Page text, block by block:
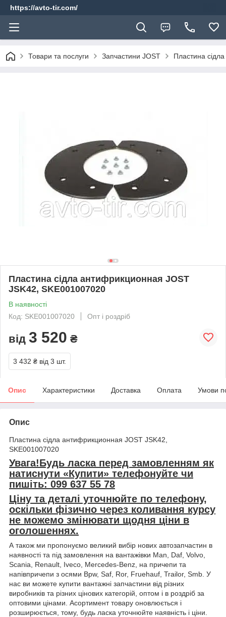
https://avto-tir.com/
Товари та послуги Запчастини JOST Пластина
Пластина сідла антифрикционная JOST
JSK42, SKE001007020
В наявності
Код: SKE001007020
Опт і роздріб
від 3 520 ₴
3 432 ₴ від 3 шт.
Опис Характеристики Доставка Оплата Умови
Опис
Пластина сідла антифрикционная JOST JSK42,
SKE001007020
Увага!Будь ласка перед замовленням як
натиснути «Купити» телефонуйте чи
пишіть: 099 637 55 78
Ціну та деталі уточнюйте по телефону,
оскільки фізично через коливання курсу
не можемо змінювати щодня ціни в
оголошеннях.
А також ми пропонуємо великий вибір нових автозапчастин в
наявності та під замовлення на вантажівки Man, Daf, Volvo,
Scania, Renault, Iveco, Mercedes-Benz, на причепи та
напівпричепи з осями Bpw, Saf, Ror, Fruehauf, Trailor, Smb. У
нас ви можете купити вантажні запчастини від різних
виробників та різних цінових категорій, оптом і в роздріб за
оптовими цінами. Асортимент товару оновлюється і
розширюється, тому, будь ласка уточнюйте наявність і ціни.